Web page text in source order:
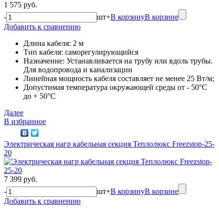
1 575 руб.
-
шт+В корзинуВ корзине
Добавить к сравнению
Длина кабеля: 2 м
Тип кабеля: саморегулирующийся
Назначение: Устанавливается на трубу или вдоль трубы.
Для водопровода и канализации
Линейная мощность кабеля составляет не менее 25 Вт/м;
Допустимая температура окружающей среды от - 50°C
до + 50°C
Далее
В избранное
Электрическая нагр кабельная секция Теплолюкс Freezstop-25-
20
7 399 руб.
-
шт+В корзинуВ корзине
Добавить к сравнению